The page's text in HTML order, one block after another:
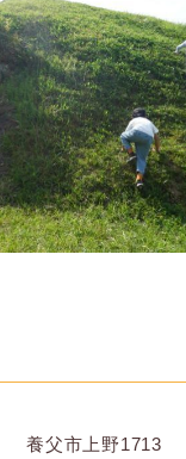
養父市上野1713